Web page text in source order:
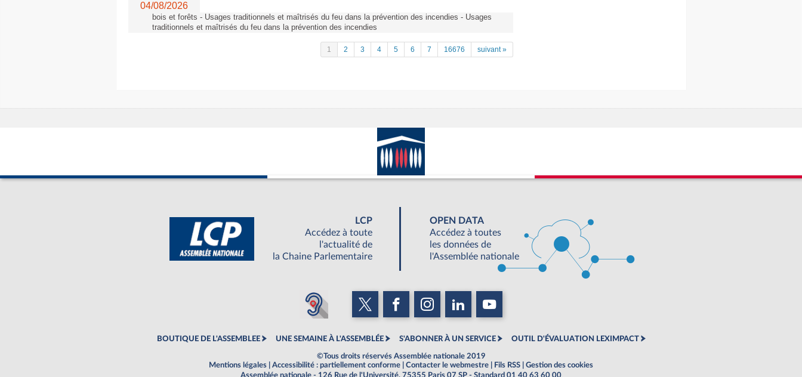
04/08/2026
bois et forêts - Usages traditionnels et maîtrisés du feu dans la prévention des incendies - Usages
traditionnels et maîtrisés du feu dans la prévention des incendies
1 2 3 4 5 6 7 16676 suivant »
LCP
Accédez à toute
l'actualité de
la Chaine Parlementaire
OPEN DATA
Accédez à toutes
les données de
l'Assemblée nationale
BOUTIQUE DE L'ASSEMBLEE UNE SEMAINE À L'ASSEMBLÉE S'ABONNER À UN SERVICE OUTIL D'ÉVALUATION LEXIMPACT
©Tous droits réservés Assemblée nationale 2019
Mentions légales
Accessibilité : partiellement conforme Contacter le webmestre Fils RSS
Gestion des cookies
Assemblée nationale - 126 Rue de l'Université, 75355 Paris 07 SP - Standard 01 40 63 60 00